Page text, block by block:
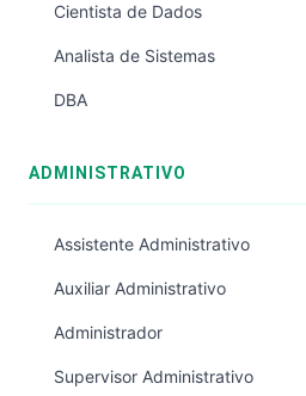
Cientista de Dados
Analista de Sistemas
DBA
ADMINISTRATIVO
Assistente Administrativo
Auxiliar Administrativo
Administrador
Supervisor Administrativo